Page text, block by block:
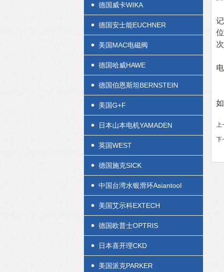
德国威卡WIKA
德国安士能EUCHNER
美国MAC电磁阀
德国哈威HAWE
德国伯恩斯坦BERNSTEIN
美国G+F
日本山本电机YAMADEN
英国WEST
德国施克SICK
中国台湾水银滑环Asiantool
美国艾示科EXTECH
德国欧普士OPTRIS
日本喜开理CKD
美国派克PARKER
上
下